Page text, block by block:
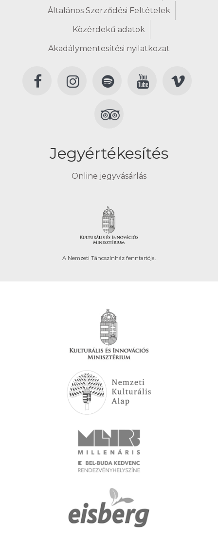
Általános Szerződési Feltételek
Közérdekű adatok
Akadálymentesítési nyilatkozat
Jegyértékesítés
Online jegyvásárlás
A Nemzeti Táncszínház fenntartója.